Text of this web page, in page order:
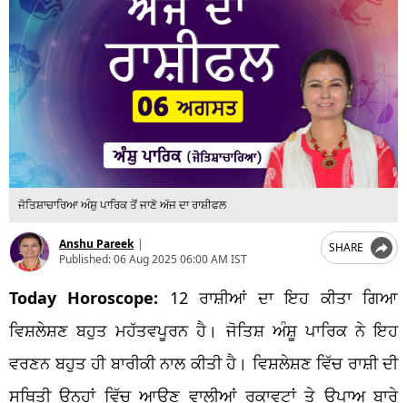
ਜੋਤਿਸ਼ਾਚਾਰਿਆ ਅੰਸ਼ੁ ਪਾਰਿਕ ਤੋਂ ਜਾਣੋ ਅੱਜ ਦਾ ਰਾਸ਼ੀਫਲ
Anshu Pareek |
Published:06 Aug 2025 06:00 AM IST
SHARE
Today Horoscope: 12 ਰਾਸ਼ੀਆਂ ਦਾ ਇਹ ਕੀਤਾ ਗਿਆ
ਵਿਸ਼ਲੇਸ਼ਣ ਬਹੁਤ ਮਹੱਤਵਪੂਰਨ ਹੈ। ਜੋਤਿਸ਼ ਅੰਸ਼ੂ ਪਾਰਿਕ ਨੇ ਇਹ
ਵਰਣਨ ਬਹੁਤ ਹੀ ਬਾਰੀਕੀ ਨਾਲ ਕੀਤੀ ਹੈ। ਵਿਸ਼ਲੇਸ਼ਣ ਵਿੱਚ ਰਾਸ਼ੀ ਦੀ
ਸਥਿਤੀ ਉਨ੍ਹਾਂ ਵਿੱਚ ਆਉਣ ਵਾਲੀਆਂ ਰੁਕਾਵਟਾਂ ਤੇ ਉਪਾਅ ਬਾਰੇ